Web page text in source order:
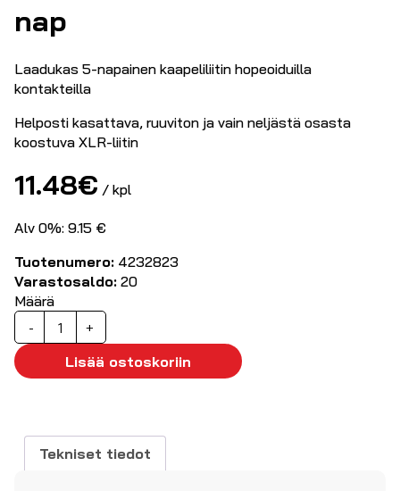
nap
Laadukas 5-napainen kaapeliliitin hopeoiduilla
kontakteilla
Helposti kasattava, ruuviton ja vain neljästä osasta
koostuva XLR-liitin
11.48€ / kpl
Alv 0%: 9.15 €
Tuotenumero: 4232823
Varastosaldo: 20
Määrä
-
XLR
kaapeliliitin,
uros,
5-
+
Lisää ostoskoriin
Tekniset tiedot